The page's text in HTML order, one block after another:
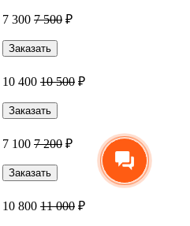
7 300 7 500 ₽
Заказать
10 400 10 500 ₽
Заказать
7 100 7 200 ₽
Заказать
10 800 11 000 ₽